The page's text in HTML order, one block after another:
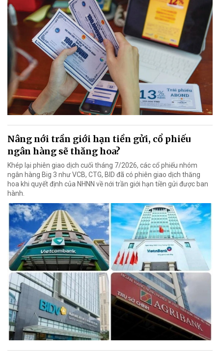
Nâng nới trần giới hạn tiền gửi, cổ phiếu
ngân hàng sẽ thăng hoa?
Khép lại phiên giao dịch cuối tháng 7/2026, các cổ phiếu nhóm
ngân hàng Big 3 như VCB, CTG, BID đã có phiên giao dịch thăng
hoa khi quyết định của NHNN về nới trần giới hạn tiền gửi được ban
hành.